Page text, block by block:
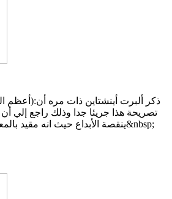
ذكر ألبرت أينشتاين ذات مره أن:(أعظم
تصريحة هذا جريئا جدا وذلك راجع إلي أن
ينقصة الأبداع حيث انه مقيد بالمعلومات و الحقائق و الأدلة&nbsp;